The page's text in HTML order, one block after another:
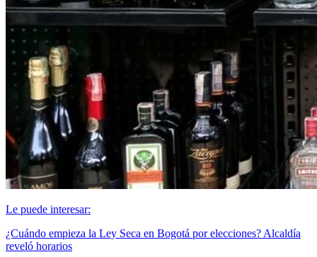
Le puede interesar:
¿Cuándo empieza la Ley Seca en Bogotá por elecciones? Alcaldía
reveló horarios